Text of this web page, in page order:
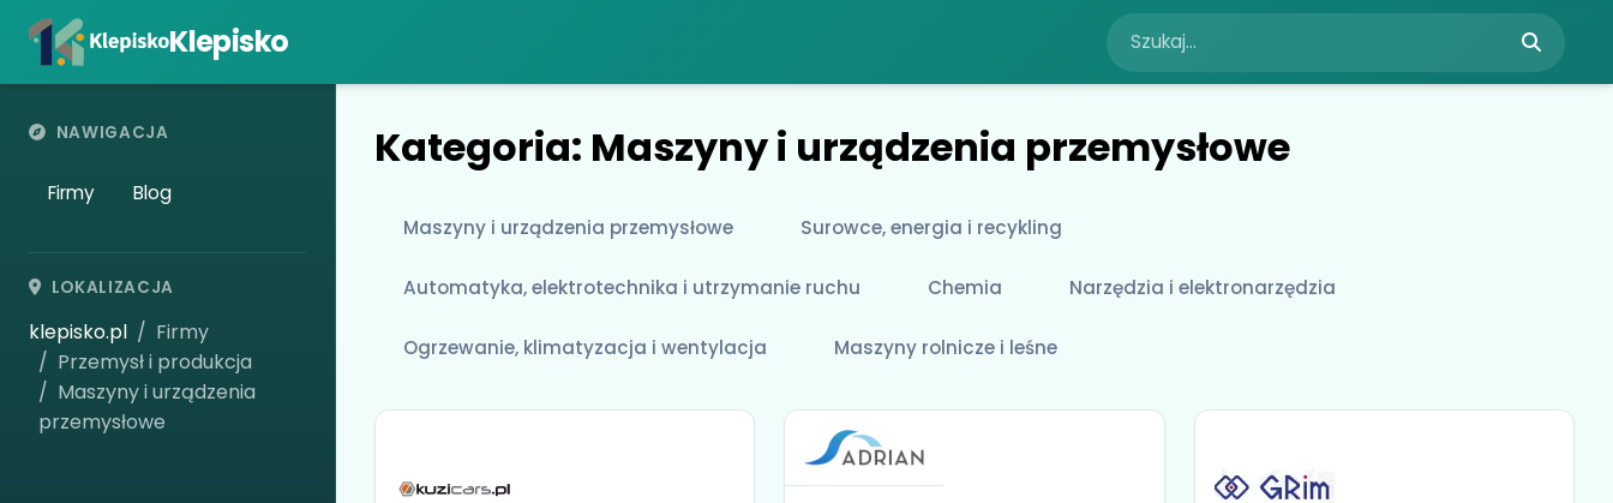
Klepisko
NAWIGACJA
Firmy Blog
LOKALIZACJA
klepisko.pl
Firmy
Przemysł i produkcja
Maszyny i urządzenia
przemysłowe
Kategoria: Maszyny i urządzenia przemysłowe
Maszyny i urządzenia przemysłowe Surowce, energia i recykling
Automatyka, elektrotechnika i utrzymanie ruchu Chemia Narzędzia i elektronarzędzia
Ogrzewanie, klimatyzacja i wentylacja Maszyny rolnicze i leśne